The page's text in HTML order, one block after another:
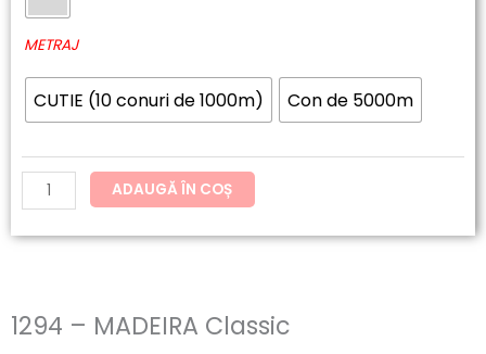
la
121.54lei
METRAJ
CUTIE (10 conuri de 1000m) Con de 5000m
MADEIRA
Classic
ADAUGĂ ÎN COȘ
1294 – MADEIRA Classic